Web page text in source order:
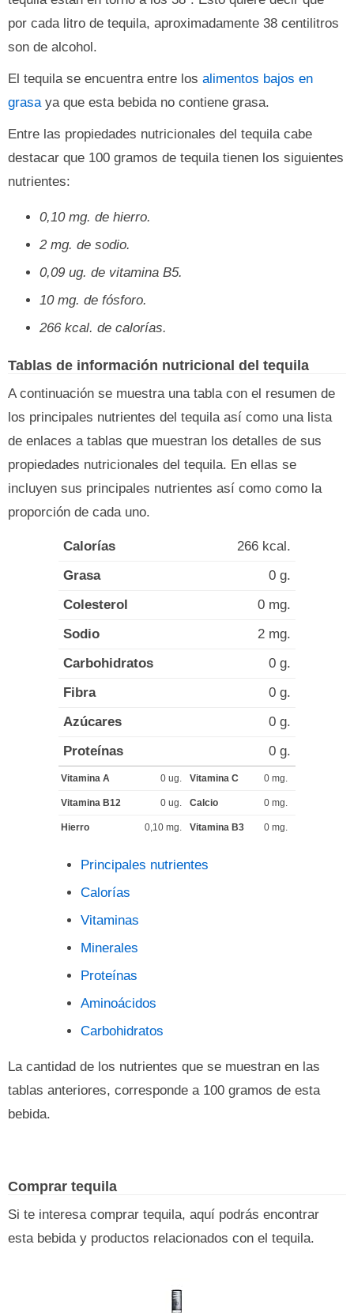
por cada litro de tequila, aproximadamente 38 centilitros
son de alcohol.
El tequila se encuentra entre los alimentos bajos en
grasaya que esta bebida no contiene grasa.
Entre las propiedades nutricionales del tequila cabe
destacar que 100 gramos de tequila tienen los siguientes
nutrientes:
0,10 mg. de hierro.
2 mg. de sodio.
0,09 ug. de vitamina B5.
10 mg. de fósforo.
266 kcal. de calorías.
Tablas de información nutricional del tequila
A continuación se muestra una tabla con el resumen de
los principales nutrientes del tequila así como una lista
de enlaces a tablas que muestran los detalles de sus
propiedades nutricionales del tequila. En ellas se
incluyen sus principales nutrientes así como como la
proporción de cada uno.
Calorías
266 kcal.
Grasa
0 g.
Colesterol
0 mg.
Sodio
2 mg.
Carbohidratos
0 g.
Fibra
0 g.
Azúcares
0 g.
Proteínas
0 g.
Vitamina A 0 ug. Vitamina C 0 mg.
Vitamina B12 0 ug. Calcio 0 mg.
Hierro 0,10 mg. Vitamina B3 0 mg.
Principales nutrientes
Calorías
Vitaminas
Minerales
Proteínas
Aminoácidos
Carbohidratos
La cantidad de los nutrientes que se muestran en las
tablas anteriores, corresponde a 100 gramos de esta
bebida.
Comprar tequila
Si te interesa comprar tequila, aquí podrás encontrar
esta bebida y productos relacionados con el tequila.